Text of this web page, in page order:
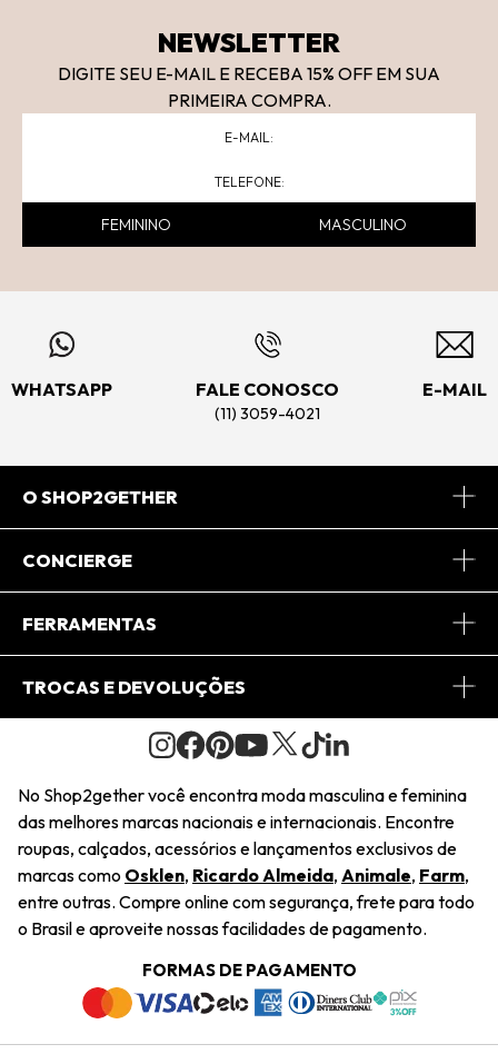
NEWSLETTER
DIGITE SEU E-MAIL E RECEBA 15% OFF EM SUA
PRIMEIRA COMPRA.
FEMININO MASCULINO
WHATSAPP FALE CONOSCO
(11) 3059-4021
E-MAIL
O SHOP2GETHER
Sobre Nós
Journal
Saiu na Mídia
Sustentabilidade
Navegando
Termos e Condições
Trabalhe Conosco
CONCIERGE
Central de Relacionamento
Regulamento e Promoções
FERRAMENTAS
Minha Conta
Pedido de Presente
Wishlist
TROCAS E DEVOLUÇÕES
Condições Gerais
Troca Fácil
Restituição de Pagamento
Dúvidas Frequentes
Termos e Condições
Política de Privacidade
No Shop2gether você encontra moda masculina e feminina
das melhores marcas nacionais e internacionais. Encontre
roupas, calçados, acessórios e lançamentos exclusivos de
marcas como Osklen, Ricardo Almeida, Animale, Farm,
entre outras. Compre online com segurança, frete para todo
o Brasil e aproveite nossas facilidades de pagamento.
FORMAS DE PAGAMENTO